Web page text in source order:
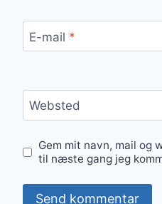
E-mail *
Websted
Gem mit navn, mail og
til næste gang jeg